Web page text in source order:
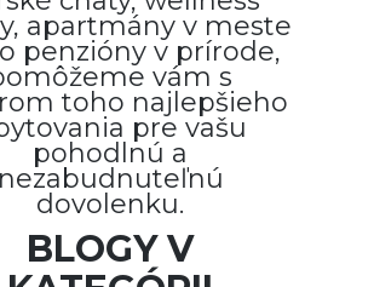
apartmány v meste
penzióny v prírode,
vám s
toho najlepšieho
pre vašu
pohodlnú a
nezabudnuteľnú
dovolenku.
BLOGY V